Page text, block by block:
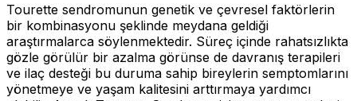
Tourette sendromunun genetik ve çevresel faktörlerin
bir kombinasyonu şeklinde meydana geldiği
araştırmalarca söylenmektedir. Süreç içinde rahatsızlıkta
gözle görülür bir azalma görünse de davranış terapileri
ve ilaç desteği bu duruma sahip bireylerin semptomlarını
yönetmeye ve yaşam kalitesini arttırmaya yardımcı